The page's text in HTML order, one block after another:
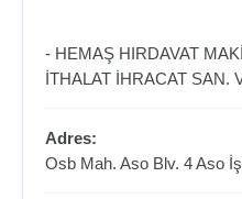
- HEMAŞ HIRDAVAT
İTHALAT İHRACAT SAN.
Adres:
Osb Mah. Aso Blv. 4 Aso